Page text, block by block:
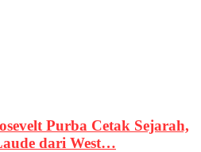
Purba Cetak Sejarah,
dari West…